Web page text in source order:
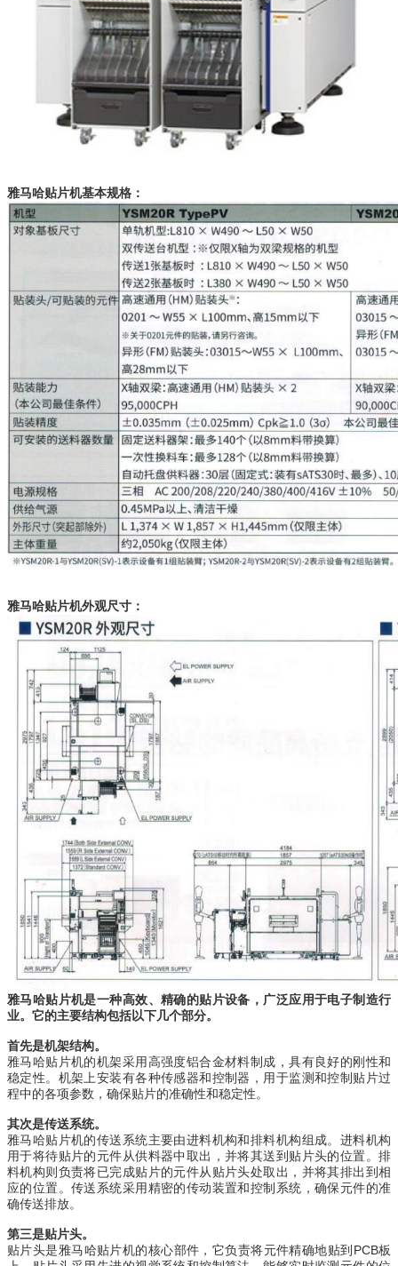
雅马哈贴片机基本规格：
雅马哈贴片机外观尺寸：
雅马哈贴片机是一种高效、精确的贴片设备，广泛应用于电子制造行
业。它的主要结构包括以下几个部分。
首先是机架结构。
雅马哈贴片机的机架采用高强度铝合金材料制成，具有良好的刚性和
稳定性。机架上安装有各种传感器和控制器，用于监测和控制贴片过
程中的各项参数，确保贴片的准确性和稳定性。
其次是传送系统。
雅马哈贴片机的传送系统主要由进料机构和排料机构组成。进料机构
用于将待贴片的元件从供料器中取出，并将其送到贴片头的位置。排
料机构则负责将已完成贴片的元件从贴片头处取出，并将其排出到相
应的位置。传送系统采用精密的传动装置和控制系统，确保元件的准
确传送排放。
第三是贴片头。
贴片头是雅马哈贴片机的核心部件，它负责将元件精确地贴到PCB板